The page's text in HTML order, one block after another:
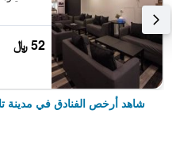
52 ﷼
شاهد أرخص الفنادق في مدينة